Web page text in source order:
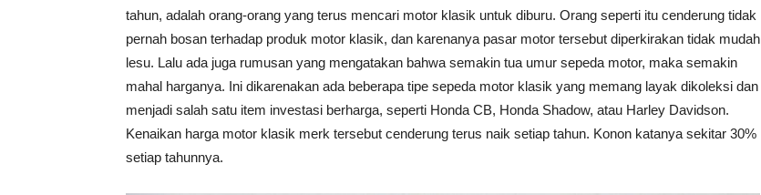
tahun, adalah orang-orang yang terus mencari motor klasik untuk diburu. Orang seperti itu cenderung tidak
pernah bosan terhadap produk motor klasik, dan karenanya pasar motor tersebut diperkirakan tidak mudah
lesu. Lalu ada juga rumusan yang mengatakan bahwa semakin tua umur sepeda motor, maka semakin
mahal harganya. Ini dikarenakan ada beberapa tipe sepeda motor klasik yang memang layak dikoleksi dan
menjadi salah satu item investasi berharga, seperti Honda CB, Honda Shadow, atau Harley Davidson.
Kenaikan harga motor klasik merk tersebut cenderung terus naik setiap tahun. Konon katanya sekitar 30%
setiap tahunnya.